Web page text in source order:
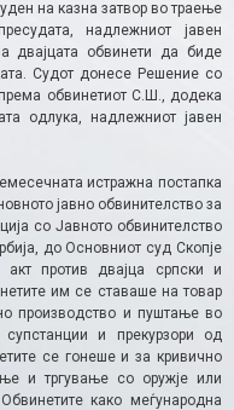
на казна затвор во траење
надлежниот јавен
двајцата обвинети да биде
Судот донесе Решение со
обвинетиот С.Ш., додека
одлука, надлежниот јавен
истражна постапка
јавно обвинителство за
со Јавното обвинителство
до Основниот суд Скопје
против двајца српски и
им се ставаше на товар
производство и пуштање во
супстанции и прекурзори од
се гонеше и за кривично
и тргување со оружје или
како меѓународна